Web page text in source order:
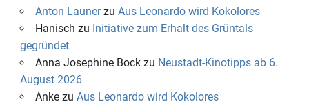
Anton Launerzu Aus Leonardo wird Kokolores
Hanisch zu Initiative zum Erhalt des Grüntals
gegründet
Anna Josephine Bockzu Neustadt-Kinotipps ab 6.
August 2026
Ankezu Aus Leonardo wird Kokolores